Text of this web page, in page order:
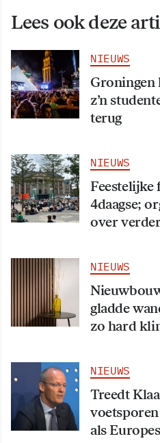
Lees ook deze
NIEUWS
Groningen
z’n
terug
NIEUWS
Feestelijke
4daagse;
over
NIEUWS
gladde
zo hard
NIEUWS
Treedt
als